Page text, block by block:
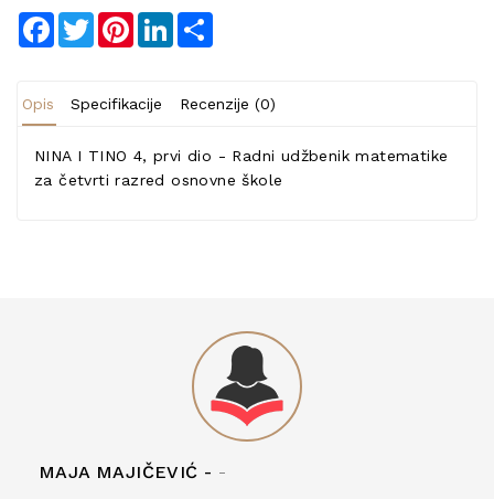
Facebook
TwitterPinterestLinkedIn
Opis Specifikacije Recenzije (0)
NINA I TINO 4, prvi dio - Radni udžbenik matematike
za četvrti razred osnovne škole
MAJA MAJIČEVIĆ - -